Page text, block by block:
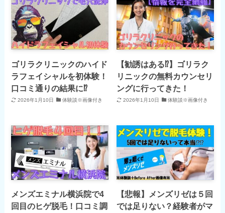
ゴリラクリニックのハイド
ラフェイシャルを初体験！
口コミ通りの結果に⁉
2026年1月10日 体験談※画像付き
【勧誘はある⁉】ゴリラク
リニックの無料カウンセリ
ングに行ってきた！
2026年1月10日 体験談※画像付き
メンズエミナル横浜院で4
回目のヒゲ脱毛！口コミ調
【悲報】メンズリゼは５回
では足りない？経験者がマ